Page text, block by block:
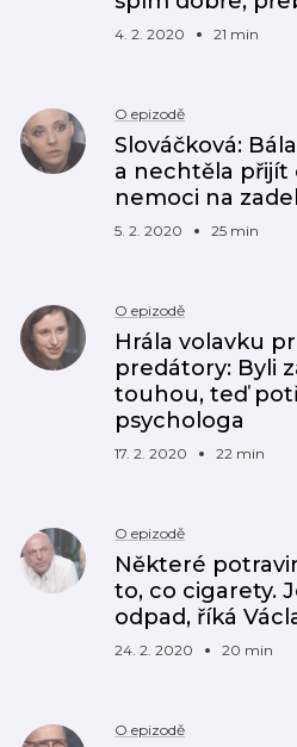
4. 2. 2020 21 min
O epizodě
Slováčková:
a nechtěla přijít
nemoci na
5. 2. 2020 25 min
O epizodě
Hrála volavku
predátory: Byli
touhou, teď
psychologa
17. 2. 2020 22 min
O epizodě
Některé
to, co cigarety.
odpad, říká
24. 2. 2020 20 min
O epizodě